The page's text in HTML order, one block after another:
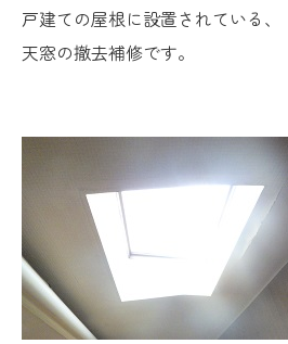
戸建ての屋根に設置されている、
天窓の撤去補修です。